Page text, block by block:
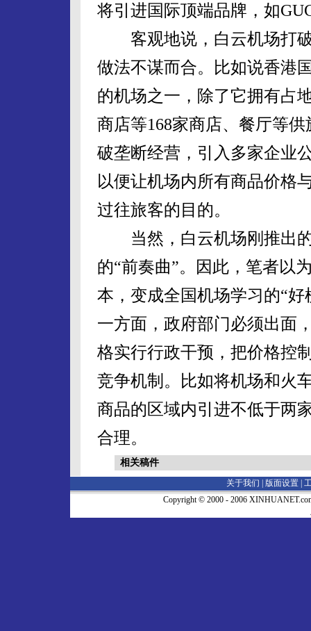
将引进国际顶端品牌，如
客观地说，白云机场打破
做法不谋而合。比如说香港
的机场之一，除了它拥有占
商店等168家商店、餐厅等
破垄断经营，引入多家企业
以便让机场内所有商品价格
过往旅客的目的。
当然，白云机场刚推出的
的“前奏曲”。因此，笔者以
本，变成全国机场学习的“
一方面，政府部门必须出面
格实行行政干预，把价格控
竞争机制。比如将机场和火
商品的区域内引进不低于两
合理。
相关稿件
关于我们 | 版面设置
Copyright © 2000 - 2006